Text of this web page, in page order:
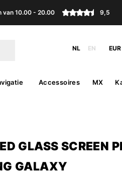
van 10.00 - 20.00 9,5
NL EN EUR
Accessoires MX
GLASS SCREEN
GALAXY